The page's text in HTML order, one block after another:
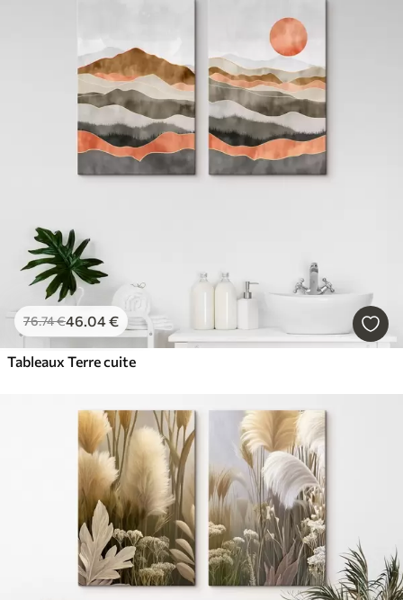
76.74€46.04€
Tableaux Terre cuite